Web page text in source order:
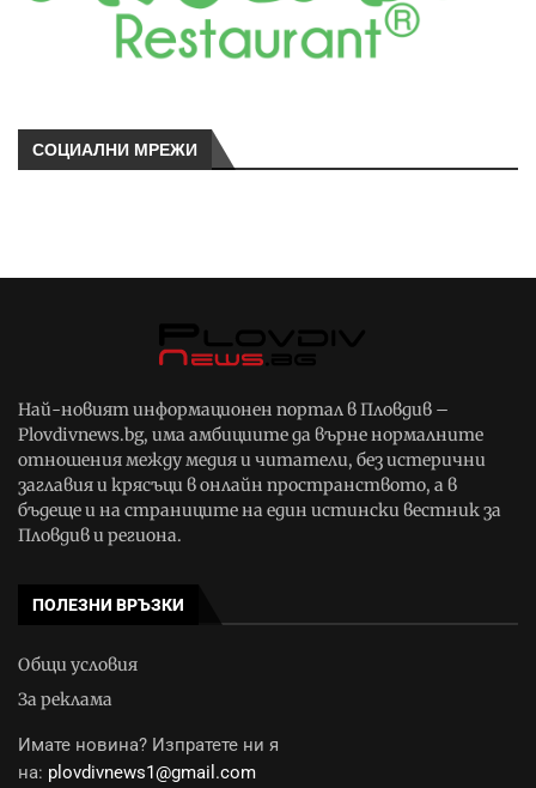
СОЦИАЛНИ МРЕЖИ
Най-новият информационен портал в Пловдив –
Plovdivnews.bg, има амбициите да върне нормалните
отношения между медия и читатели, без истерични
заглавия и крясъци в онлайн пространството, а в
бъдеще и на страниците на един истински вестник за
Пловдив и региона.
ПОЛЕЗНИ ВРЪЗКИ
Общи условия
За реклама
Имате новина? Изпратете ни я
на: plovdivnews1@gmail.com